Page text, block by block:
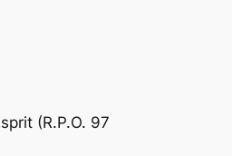
(R.P.O. 97